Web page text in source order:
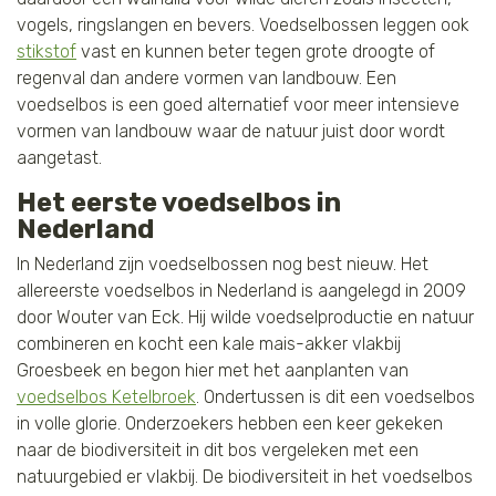
vogels, ringslangen en bevers. Voedselbossen leggen ook
stikstof vast en kunnen beter tegen grote droogte of
regenval dan andere vormen van landbouw. Een
voedselbos is een goed alternatief voor meer intensieve
vormen van landbouw waar de natuur juist door wordt
aangetast.
Het eerste voedselbos in
Nederland
In Nederland zijn voedselbossen nog best nieuw. Het
allereerste voedselbos in Nederland is aangelegd in 2009
door Wouter van Eck. Hij wilde voedselproductie en natuur
combineren en kocht een kale mais-akker vlakbij
Groesbeek en begon hier met het aanplanten van
voedselbos Ketelbroek. Ondertussen is dit een voedselbos
in volle glorie. Onderzoekers hebben een keer gekeken
naar de biodiversiteit in dit bos vergeleken met een
natuurgebied er vlakbij. De biodiversiteit in het voedselbos